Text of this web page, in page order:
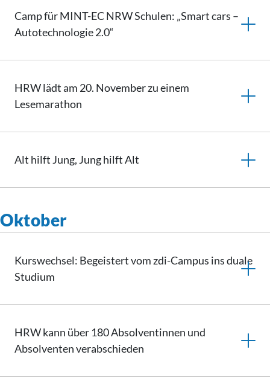
Camp für MINT-EC NRW Schulen: „Smart cars –
Autotechnologie 2.0“
HRW lädt am 20. November zu einem
Lesemarathon
Alt hilft Jung, Jung hilft Alt
Oktober
Kurswechsel: Begeistert vom zdi-Campus ins duale
Studium
HRW kann über 180 Absolventinnen und
Absolventen verabschieden